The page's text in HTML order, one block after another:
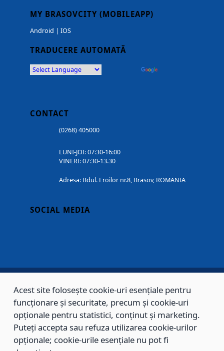
MY BRASOVCITY (MOBILEAPP)
Android | IOS
TRADUCERE AUTOMATĂ
CONTACT
(0268) 405000
LUNI-JOI: 07:30-16:00
VINERI: 07:30-13.30
Adresa: Bdul. Eroilor nr.8, Brasov, ROMANIA
SOCIAL MEDIA
Copyright © 2002 - 2026 - PRIMĂRIA MUNICIPIULUI BRAȘOV, toate drepturile
rezervate.
Sitemap Contact
Acest site folosește cookie-uri esențiale pentru
funcționare și securitate, precum și cookie-uri
opționale pentru statistici, conținut și marketing.
Puteți accepta sau refuza utilizarea cookie-urilor
opționale; cookie-urile esențiale nu pot fi